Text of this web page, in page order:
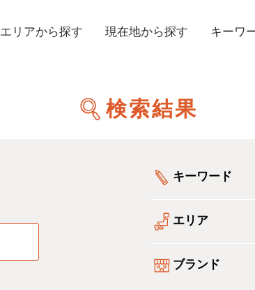
エリアから探す 現在地から探す キーワ
検索結果
キーワード
エリア
ブランド